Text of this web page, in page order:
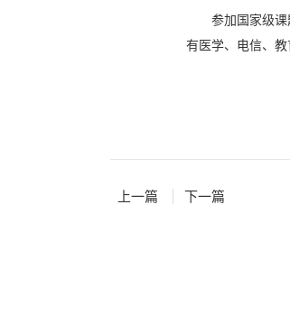
参加国家级
有医学、电信、
上一篇 下一篇